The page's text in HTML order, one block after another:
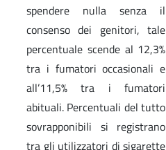
spendere nulla senza il
consenso dei genitori, tale
percentuale scende al 12,3%
tra i fumatori occasionali e
all’11,5% tra i fumatori
abituali. Percentuali del tutto
sovrapponibili si registrano
tra gli utilizzatori di sigarette